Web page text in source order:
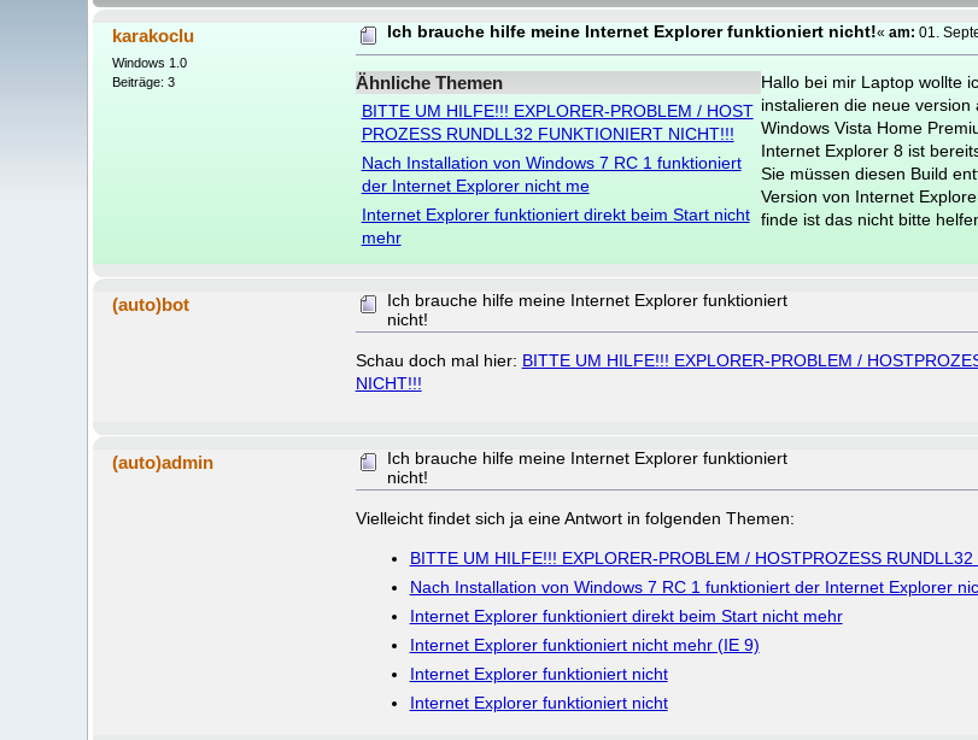
karakoclu
Windows 1.0
Beiträge: 3
Ich brauche hilfe meine Internet Explorer funktioniert nicht!«am: 01.
Ähnliche Themen
BITTE UM HILFE!!! EXPLORER-PROBLEM / HOST
PROZESS RUNDLL32 FUNKTIONIERT NICHT!!!
Nach Installation von Windows 7 RC 1 funktioniert
der Internet Explorer nicht me
Internet Explorer funktioniert direkt beim Start nicht
mehr
Hallo bei mir Laptop wollte
instalieren die neue
Windows Vista Home
Internet Explorer 8 ist
Sie müssen diesen Build
Version von Internet
finde ist das nicht bitte
(auto)bot
Ich brauche hilfe meine Internet Explorer funktioniert
nicht!
Schau doch mal hier: BITTE UM HILFE!!! EXPLORER-PROBLEM /
NICHT!!!
(auto)admin
Ich brauche hilfe meine Internet Explorer funktioniert
nicht!
Vielleicht findet sich ja eine Antwort in folgenden Themen:
BITTE UM HILFE!!! EXPLORER-PROBLEM / HOSTPROZESS
Nach Installation von Windows 7 RC 1 funktioniert der Internet Explorer
Internet Explorer funktioniert direkt beim Start nicht mehr
Internet Explorer funktioniert nicht mehr (IE 9)
Internet Explorer funktioniert nicht
Internet Explorer funktioniert nicht